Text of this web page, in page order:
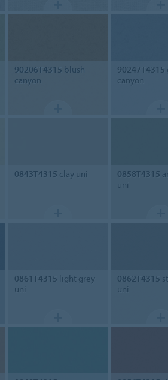
90206T4315 blush
canyon
90247T4315
canyon
0843T4315 clay uni 0858T4315
uni
0861T4315 light grey
uni
0862T4315
uni